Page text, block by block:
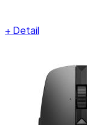
+ Detail